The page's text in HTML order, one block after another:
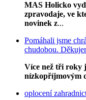
MAS Holicko
zpravodaje, ve
novinek z...
Pomáhali jsme
chudobou.
Více než tři roky
nízkopříjmovým
oplocení